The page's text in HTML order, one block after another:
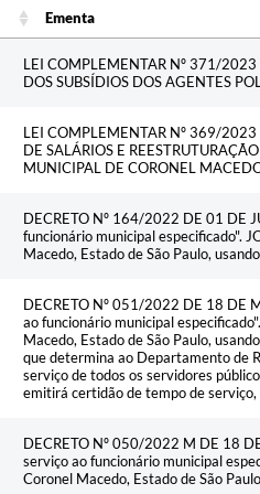
Ementa
LEI COMPLEMENTAR Nº 371/2023
DOS SUBSÍDIOS DOS AGENTES
LEI COMPLEMENTAR Nº 369/2023
DE SALÁRIOS E
MUNICIPAL DE CORONEL
DECRETO Nº 164/2022 DE 01 DE
funcionário municipal especificado".
Macedo, Estado de São Paulo,
DECRETO Nº 051/2022 DE 18 DE
ao funcionário municipal
Macedo, Estado de São Paulo,
que determina ao Departamento de
serviço de todos os servidores
emitirá certidão de tempo de
DECRETO Nº 050/2022 M DE 18
serviço ao funcionário municipal
Coronel Macedo, Estado de São